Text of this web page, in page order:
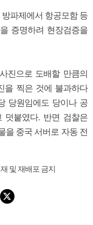
파제에서 항공모함 등
증명하려 현장검증을
진으로 도배할 만큼의
을 찍은 것에 불과하다
당원임에도 당이나 공
덧붙였다. 반면 검찰은
을 중국 서버로 자동 전
및 재배포 금지